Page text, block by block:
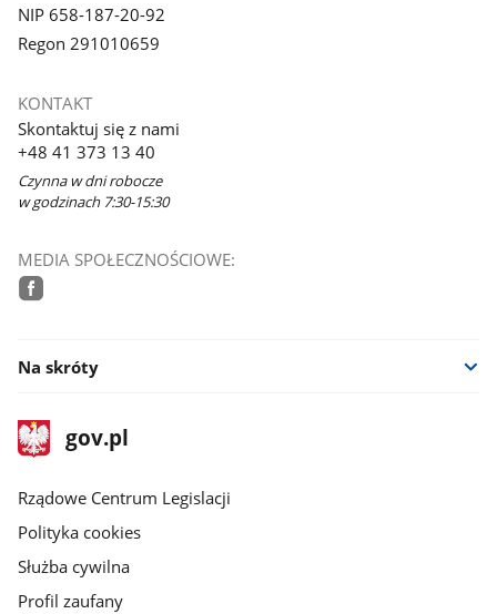
NIP 658-187-20-92
Regon 291010659
KONTAKT
Skontaktuj się z nami
+48 41 373 13 40
Czynna w dni robocze
w godzinach 7:30-15:30
MEDIA SPOŁECZNOŚCIOWE:
Na skróty
stopka
gov.plStrona
gov.pl
Rządowe Centrum Legislacji
Polityka cookies
Służba cywilna
Profil zaufany